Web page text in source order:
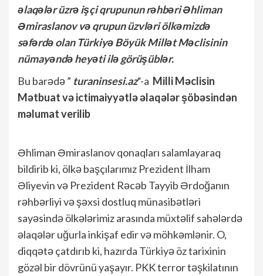
əlaqələr üzrə işçi qrupunun rəhbəri Əhliman
Əmiraslanov və qrupun üzvləri ölkəmizdə
səfərdə olan Türkiyə Böyük Millət Məclisinin
nümayəndə heyəti ilə görüşüblər.
Bu barədə ” turaninsesi.az“-a Milli Məclisin
Mətbuat vəictimaiyyətlə əlaqələr şöbəsindən
məlumat verilib
Əhliman Əmiraslanov qonaqları salamlayaraq
bildirib ki, ölkə başçılarımız Prezident İlham
Əliyevin və Prezident Rəcəb Tayyib Ərdoğanın
rəhbərliyi və şəxsi dostluq münasibətləri
sayəsində ölkələrimiz arasında müxtəlif sahələrdə
əlaqələr uğurla inkişaf edir və möhkəmlənir. O,
diqqətə çatdırıb ki, hazırda Türkiyə öz tarixinin
gözəl bir dövrünü yaşayır. PKK terror təşkilatının